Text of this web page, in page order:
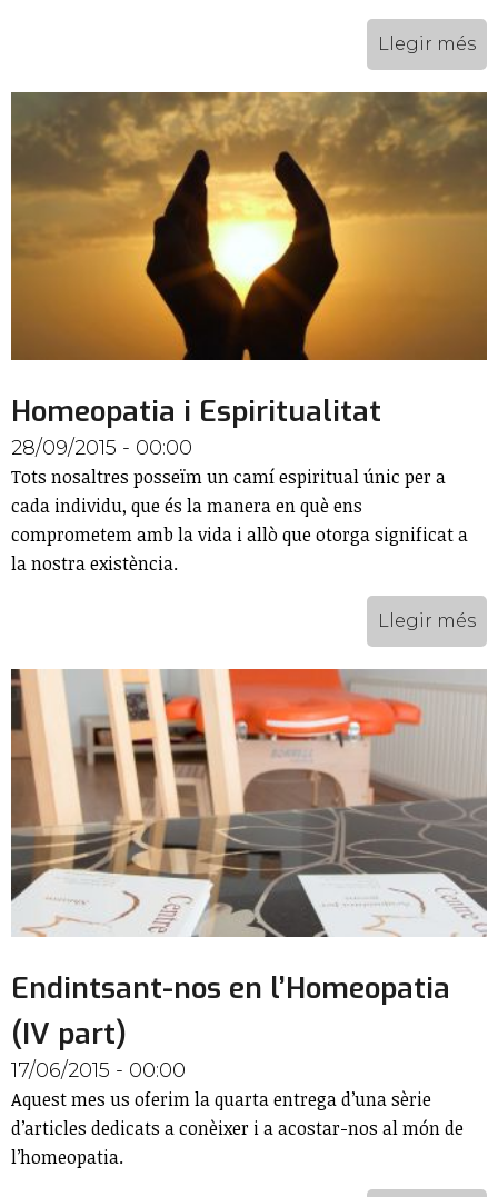
Llegir més
Homeopatia i Espiritualitat
28/09/2015 - 00:00
Tots nosaltres posseïm un camí espiritual únic per a
cada individu, que és la manera en què ens
comprometem amb la vida i allò que otorga significat a
la nostra existència.
Llegir més
Endintsant-nos en l’Homeopatia
(IV part)
17/06/2015 - 00:00
Aquest mes us oferim la quarta entrega d’una sèrie
d’articles dedicats a conèixer i a acostar-nos al món de
l’homeopatia.